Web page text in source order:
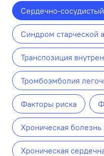
Сердечно-
Синдром старческой
Транспозиция
Тромбоэмболия
Факторы риска
Хроническая болезнь
Хроническая